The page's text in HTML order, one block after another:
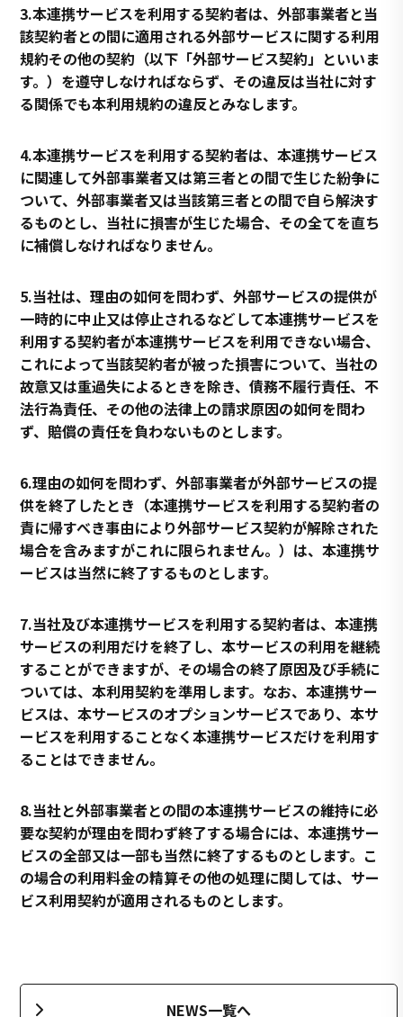
3.本連携サービスを利用する契約者は、外部事業者と当
該契約者との間に適用される外部サービスに関する利用
規約その他の契約（以下「外部サービス契約」といいま
す。）を遵守しなければならず、その違反は当社に対す
る関係でも本利用規約の違反とみなします。
4.本連携サービスを利用する契約者は、本連携サービス
に関連して外部事業者又は第三者との間で生じた紛争に
ついて、外部事業者又は当該第三者との間で自ら解決す
るものとし、当社に損害が生じた場合、その全てを直ち
に補償しなければなりません。
5.当社は、理由の如何を問わず、外部サービスの提供が
一時的に中止又は停止されるなどして本連携サービスを
利用する契約者が本連携サービスを利用できない場合、
これによって当該契約者が被った損害について、当社の
故意又は重過失によるときを除き、債務不履行責任、不
法行為責任、その他の法律上の請求原因の如何を問わ
ず、賠償の責任を負わないものとします。
6.理由の如何を問わず、外部事業者が外部サービスの提
供を終了したとき（本連携サービスを利用する契約者の
責に帰すべき事由により外部サービス契約が解除された
場合を含みますがこれに限られません。）は、本連携サ
ービスは当然に終了するものとします。
7.当社及び本連携サービスを利用する契約者は、本連携
サービスの利用だけを終了し、本サービスの利用を継続
することができますが、その場合の終了原因及び手続に
ついては、本利用契約を準用します。なお、本連携サー
ビスは、本サービスのオプションサービスであり、本サ
ービスを利用することなく本連携サービスだけを利用す
ることはできません。
8.当社と外部事業者との間の本連携サービスの維持に必
要な契約が理由を問わず終了する場合には、本連携サー
ビスの全部又は一部も当然に終了するものとします。こ
の場合の利用料金の精算その他の処理に関しては、サー
ビス利用契約が適用されるものとします。
NEWS一覧へ